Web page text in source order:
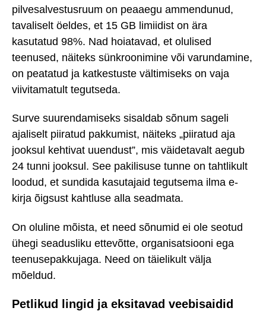
pilvesalvestusruum on peaaegu ammendunud,
tavaliselt öeldes, et 15 GB limiidist on ära
kasutatud 98%. Nad hoiatavad, et olulised
teenused, näiteks sünkroonimine või varundamine,
on peatatud ja katkestuste vältimiseks on vaja
viivitamatult tegutseda.
Surve suurendamiseks sisaldab sõnum sageli
ajaliselt piiratud pakkumist, näiteks „piiratud aja
jooksul kehtivat uuendust”, mis väidetavalt aegub
24 tunni jooksul. See pakilisuse tunne on tahtlikult
loodud, et sundida kasutajaid tegutsema ilma e-
kirja õigsust kahtluse alla seadmata.
On oluline mõista, et need sõnumid ei ole seotud
ühegi seadusliku ettevõtte, organisatsiooni ega
teenusepakkujaga. Need on täielikult välja
mõeldud.
Petlikud lingid ja eksitavad veebisaidid